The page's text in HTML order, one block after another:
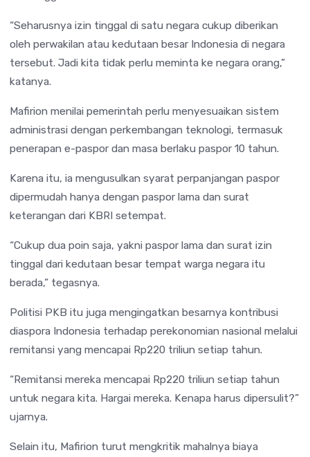
“Seharusnya izin tinggal di satu negara cukup diberikan
oleh perwakilan atau kedutaan besar Indonesia di negara
tersebut. Jadi kita tidak perlu meminta ke negara orang,”
katanya.
Mafirion menilai pemerintah perlu menyesuaikan sistem
administrasi dengan perkembangan teknologi, termasuk
penerapan e-paspor dan masa berlaku paspor 10 tahun.
Karena itu, ia mengusulkan syarat perpanjangan paspor
dipermudah hanya dengan paspor lama dan surat
keterangan dari KBRI setempat.
“Cukup dua poin saja, yakni paspor lama dan surat izin
tinggal dari kedutaan besar tempat warga negara itu
berada,” tegasnya.
Politisi PKB itu juga mengingatkan besarnya kontribusi
diaspora Indonesia terhadap perekonomian nasional melalui
remitansi yang mencapai Rp220 triliun setiap tahun.
“Remitansi mereka mencapai Rp220 triliun setiap tahun
untuk negara kita. Hargai mereka. Kenapa harus dipersulit?”
ujarnya.
Selain itu, Mafirion turut mengkritik mahalnya biaya